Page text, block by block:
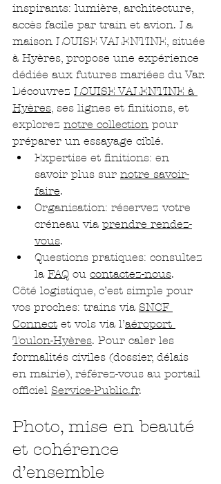
inspirants: lumière, architecture,
accès facile par train et avion. La
maison LOUISE VALENTINE, située
à Hyères, propose une expérience
dédiée aux futures mariées du Var.
Découvrez LOUISE VALENTINE à
Hyères , ses lignes et finitions, et
explorez notre collection pour
préparer un essayage ciblé.
Expertise et finitions: en
savoir plus sur notre savoir-
faire.
Organisation: réservez votre
créneau via prendre rendez-
vous.
Questions pratiques: consultez
la FAQ ou contactez-nous.
Côté logistique, c’est simple pour
vos proches: trains via SNCF
Connect et vols via l’aéroport
Toulon-Hyères. Pour caler les
formalités civiles (dossier, délais
en mairie), référez-vous au portail
officiel Service-Public.fr.
Photo, mise en beauté
et cohérence
d’ensemble